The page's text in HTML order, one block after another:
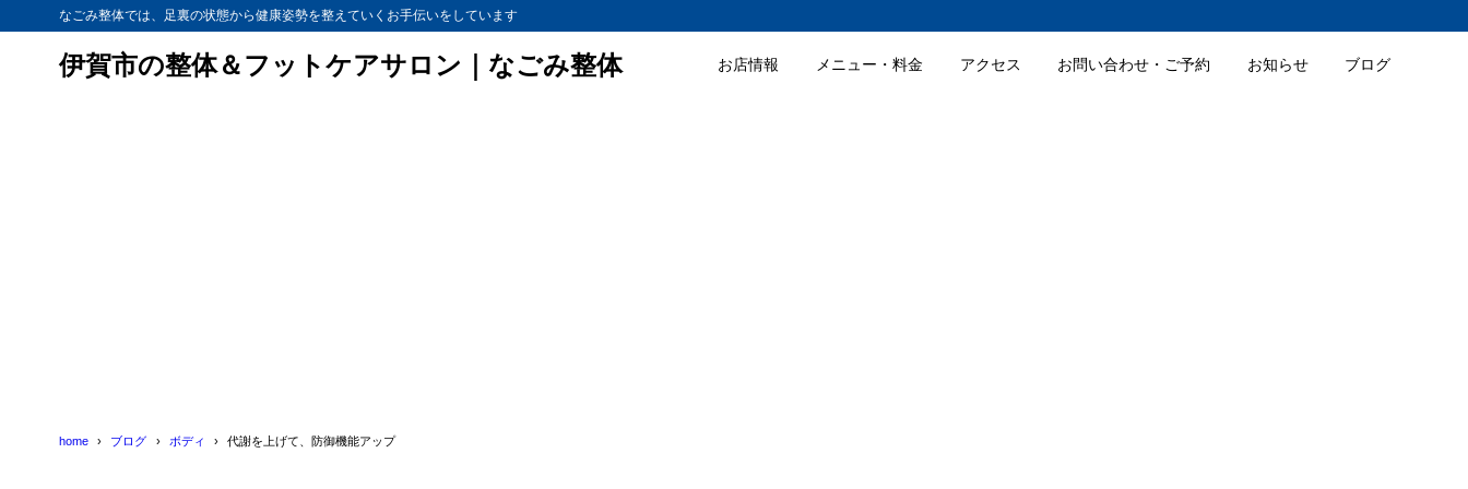
なごみ整体では、足裏の状態から健康姿勢を整えていくお手伝いをしています
伊賀市の整体＆フットケアサロン｜なごみ整体 お店情報 メニュー・料金 アクセス お問い合わせ・ご予約 お知らせ ブログ
home ブログ ボディ 代謝を上げて、防御機能アップ